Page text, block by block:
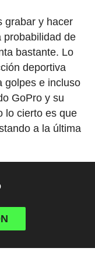
grabar y hacer
probabilidad de
bastante. Lo
deportiva
golpes e incluso
GoPro y su
lo cierto es que
a la última